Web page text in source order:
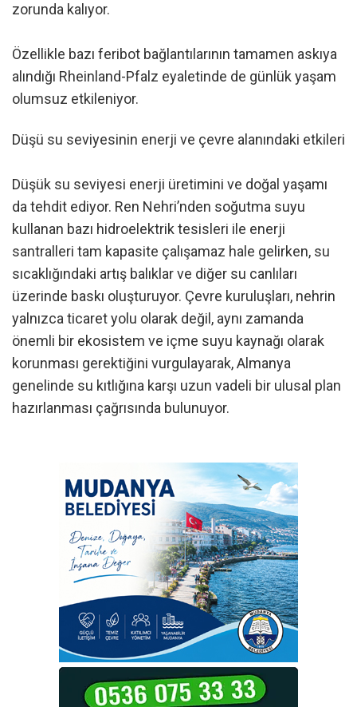
zorunda kalıyor.
Özellikle bazı feribot bağlantılarının tamamen askıya
alındığı Rheinland-Pfalz eyaletinde de günlük yaşam
olumsuz etkileniyor.
Düşü su seviyesinin enerji ve çevre alanındaki etkileri
Düşük su seviyesi enerji üretimini ve doğal yaşamı
da tehdit ediyor. Ren Nehri’nden soğutma suyu
kullanan bazı hidroelektrik tesisleri ile enerji
santralleri tam kapasite çalışamaz hale gelirken, su
sıcaklığındaki artış balıklar ve diğer su canlıları
üzerinde baskı oluşturuyor. Çevre kuruluşları, nehrin
yalnızca ticaret yolu olarak değil, aynı zamanda
önemli bir ekosistem ve içme suyu kaynağı olarak
korunması gerektiğini vurgulayarak, Almanya
genelinde su kıtlığına karşı uzun vadeli bir ulusal plan
hazırlanması çağrısında bulunuyor.